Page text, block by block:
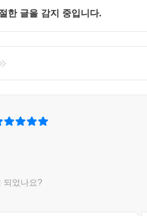
한 글을 감지 중입니다.
되었나요?